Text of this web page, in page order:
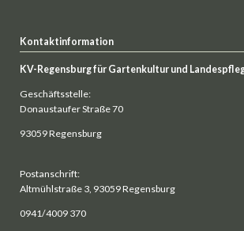
Kontaktinformation
KV-Regensburg für Gartenkultur und
Geschäftsstelle:
Donaustaufer Straße 70
93059 Regensburg
Postanschrift:
Altmühlstraße 3, 93059 Regensburg
0941/4009 370